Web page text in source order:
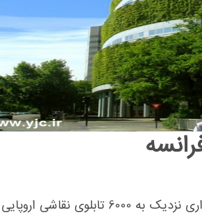
این موزه محل نگهداری نزدیک به 6000 تابلوی نقاشی اروپایی